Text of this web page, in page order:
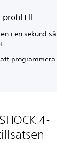
profil till:
i en sekund
4-